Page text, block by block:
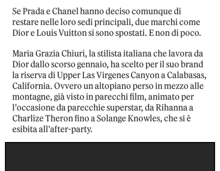
Se Prada e Chanel hanno deciso comunque di
restare nelle loro sedi principali, due marchi come
Dior e Louis Vuitton si sono spostati. E non di poco.
Maria Grazia Chiuri, la stilista italiana che lavora da
Dior dallo scorso gennaio, ha scelto per il suo brand
la riserva di Upper Las Virgenes Canyon a Calabasas,
California. Ovvero un altopiano perso in mezzo alle
montagne, già visto in parecchi film, animato per
l’occasione da parecchie superstar, da Rihanna a
Charlize Theron fino a Solange Knowles, che si è
esibita all’after-party.